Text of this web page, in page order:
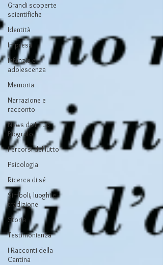
Grandi scoperte
scientifiche
Identità
Impresa
Infanzia e
adolescenza
Memoria
Narrazione e
racconto
News da Il Tuo
Biografo
Percorsi del lutto
Psicologia
Ricerca di sé
Simboli, luoghi e
tradizione
Storia
Testimonianza
I Racconti della
Cantina